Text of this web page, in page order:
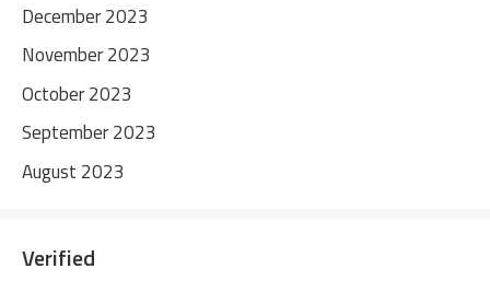
December 2023
November 2023
October 2023
September 2023
August 2023
Verified